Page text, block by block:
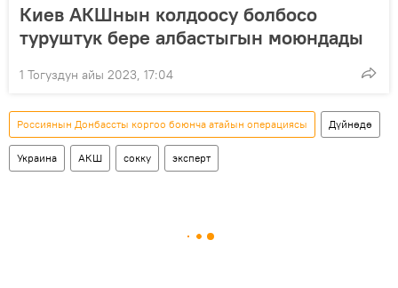
Киев АКШнын колдоосу болбосо
туруштук бере албастыгын моюндады
1 Тогуздун айы 2023, 17:04
Россиянын Донбассты коргоо боюнча атайын операциясы Дүйнөдө
Украина АКШ сокку эксперт